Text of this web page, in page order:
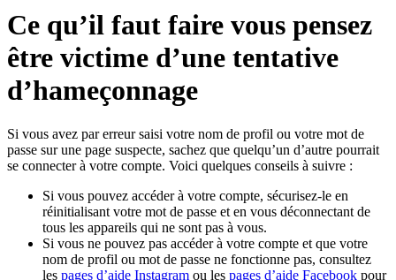
Ce qu’il faut faire vous pensez
être victime d’une tentative
d’hameçonnage
Si vous avez par erreur saisi votre nom de profil ou votre mot de
passe sur une page suspecte, sachez que quelqu’un d’autre pourrait
se connecter à votre compte. Voici quelques conseils à suivre :
Si vous pouvez accéder à votre compte, sécurisez-le en
réinitialisant votre mot de passe et en vous déconnectant de
tous les appareils qui ne sont pas à vous.
Si vous ne pouvez pas accéder à votre compte et que votre
nom de profil ou mot de passe ne fonctionne pas, consultez
les pages d’aide Instagram ou les pages d’aide Facebook pour